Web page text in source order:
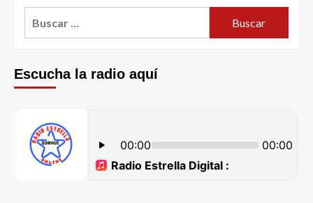
Escucha la radio aquí